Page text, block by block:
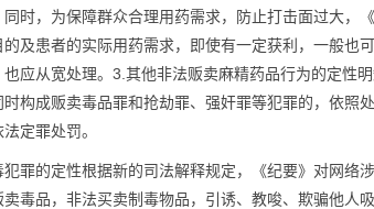
时，为保障群众合理用药需求，防止打击面过大，
及患者的实际用药需求，即使有一定获利，一般也
应从宽处理。3.其他非法贩卖麻精药品行为的定性
构成贩卖毒品罪和抢劫罪、强奸罪等犯罪的，依照
定罪处罚。
犯罪的定性根据新的司法解释规定，《纪要》对网络
毒品，非法买卖制毒物品，引诱、教唆、欺骗他人